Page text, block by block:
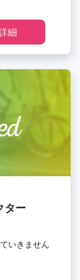
細
ター
いきません